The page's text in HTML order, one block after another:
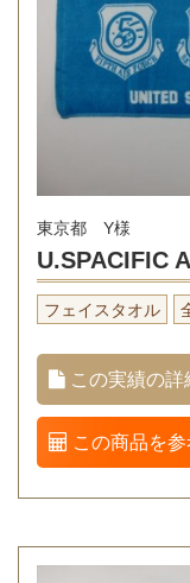
東京都 Y様
U.SPACIFIC
フェイスタオル
この実績の詳
この商品を